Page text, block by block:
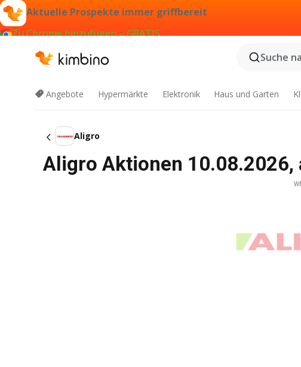
Aktuelle Prospekte immer griffbereit
Zu Chrome hinzufügen – GRATIS
Suche
Angebote Hypermärkte Elektronik Haus und Garten
Aligro
Aligro Aktionen 10.08.2026,